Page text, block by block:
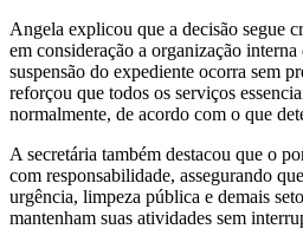
Angela explicou que a decisão segue
em consideração a organização
suspensão do expediente ocorra sem
reforçou que todos os serviços
normalmente, de acordo com o que
A secretária também destacou que o
com responsabilidade, assegurando
urgência, limpeza pública e demais
mantenham suas atividades sem